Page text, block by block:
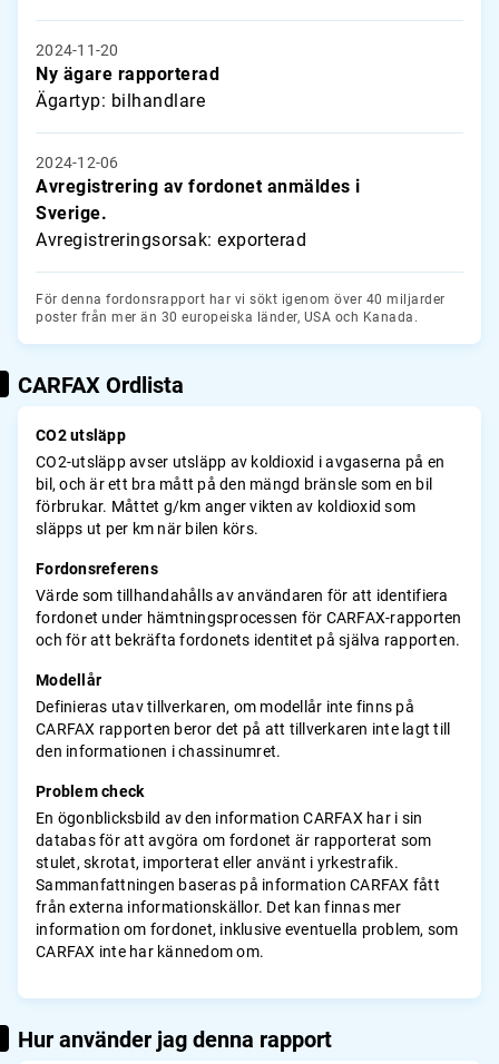
2024-11-20
Ny ägare rapporterad
Ägartyp: bilhandlare
2024-12-06
Avregistrering av fordonet anmäldes i
Sverige.
Avregistreringsorsak: exporterad
För denna fordonsrapport har vi sökt igenom över 40 miljarder
poster från mer än 30 europeiska länder, USA och Kanada.
CARFAX Ordlista
CO2 utsläpp
CO2-utsläpp avser utsläpp av koldioxid i avgaserna på en
bil, och är ett bra mått på den mängd bränsle som en bil
förbrukar. Måttet g/km anger vikten av koldioxid som
släpps ut per km när bilen körs.
Fordonsreferens
Värde som tillhandahålls av användaren för att identifiera
fordonet under hämtningsprocessen för CARFAX-rapporten
och för att bekräfta fordonets identitet på själva rapporten.
Modellår
Definieras utav tillverkaren, om modellår inte finns på
CARFAX rapporten beror det på att tillverkaren inte lagt till
den informationen i chassinumret.
Problem check
En ögonblicksbild av den information CARFAX har i sin
databas för att avgöra om fordonet är rapporterat som
stulet, skrotat, importerat eller använt i yrkestrafik.
Sammanfattningen baseras på information CARFAX fått
från externa informationskällor. Det kan finnas mer
information om fordonet, inklusive eventuella problem, som
CARFAX inte har kännedom om.
Hur använder jag denna rapport